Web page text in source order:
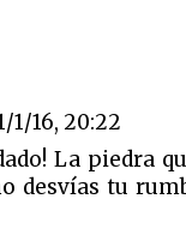
1/16, 20:22
La piedra
desvías tu